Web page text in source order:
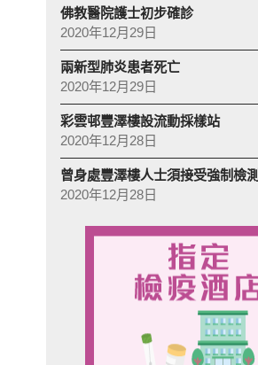
佛教醫院護士初步確診
2020年12月29日
兩新型肺炎患者死亡
2020年12月29日
彩雲邨豐澤樓設流動採樣站
2020年12月28日
曾身處豐澤樓人士須接受強制檢測
2020年12月28日